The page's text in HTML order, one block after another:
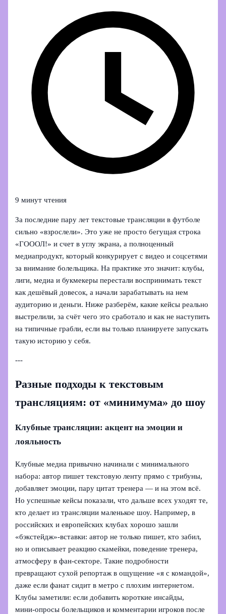
9 минут чтения
За последние пару лет текстовые трансляции в футболе
сильно «взрослели». Это уже не просто бегущая строка
«ГОООЛ!» и счет в углу экрана, а полноценный
медиапродукт, который конкурирует с видео и соцсетями
за внимание болельщика. На практике это значит: клубы,
лиги, медиа и букмекеры перестали воспринимать текст
как дешёвый довесок, а начали зарабатывать на нем
аудиторию и деньги. Ниже разберём, какие кейсы реально
выстрелили, за счёт чего это сработало и как не наступить
на типичные грабли, если вы только планируете запускать
такую историю у себя.
---
Разные подходы к текстовым
трансляциям: от «минимума» до шоу
Клубные трансляции: акцент на эмоции и
лояльность
Клубные медиа привычно начинали с минимального
набора: автор пишет текстовую ленту прямо с трибуны,
добавляет эмоции, пару цитат тренера — и на этом всё.
Но успешные кейсы показали, что дальше всех уходят те,
кто делает из трансляции маленькое шоу. Например, в
российских и европейских клубах хорошо зашли
«бэкстейдж»‑вставки: автор не только пишет, кто забил,
но и описывает реакцию скамейки, поведение тренера,
атмосферу в фан‑секторе. Такие подробности
превращают сухой репортаж в ощущение «я с командой»,
даже если фанат сидит в метро с плохим интернетом.
Клубы заметили: если добавить короткие инсайды,
мини‑опросы болельщиков и комментарии игроков после